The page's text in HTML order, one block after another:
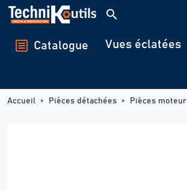
Panneau de gestion des cookies
search
Catalogue Vues éclatées
Accueil Pièces détachées Pièces moteur